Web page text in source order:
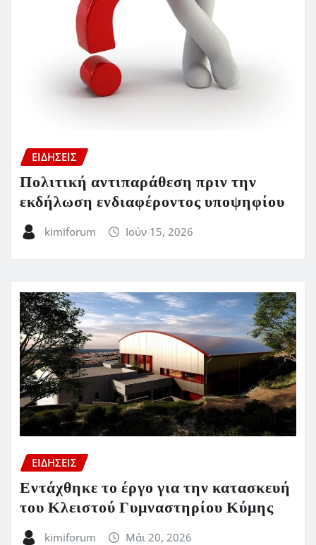
ΕΙΔΗΣΕΙΣ
Πολιτική αντιπαράθεση πριν την
εκδήλωση ενδιαφέροντος υποψηφίου
kimiforum Ιούν 15, 2026
ΕΙΔΗΣΕΙΣ
Εντάχθηκε το έργο για την κατασκευή
του Κλειστού Γυμναστηρίου Κύμης
kimiforum Μάι 20, 2026